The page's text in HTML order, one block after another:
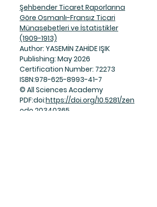
Şehbender Ticaret Raporlarına
Göre Osmanlı-Fransız Ticari
Münasebetleri ve İstatistikler
(1909-1913)
Author: YASEMİN ZAHİDE IŞIK
Publishing: May 2026
Certification Number: 72273
ISBN:978-625-8993-41-7
© All Sciences Academy
PDF:doi:https://doi.org/10.5281/zen
odo.20340365